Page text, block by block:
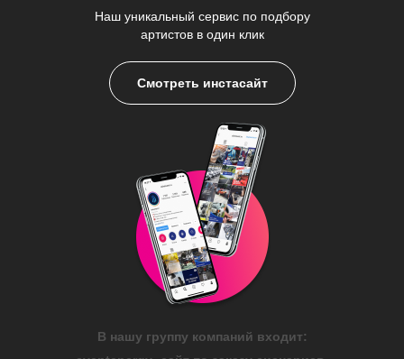
Наш уникальный сервис по подбору
артистов в один клик
Смотреть инстасайт
В нашу группу компаний входит: